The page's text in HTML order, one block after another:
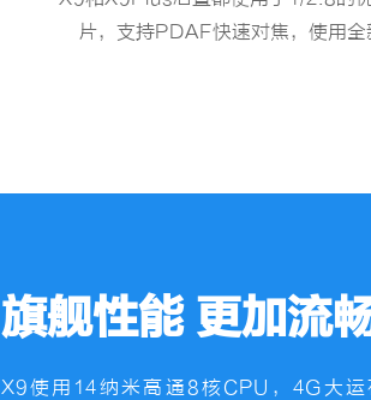
片，支持PDAF快速对焦，使用
旗舰性能 更加流
X9使用14纳米高通8核CPU，4G大运